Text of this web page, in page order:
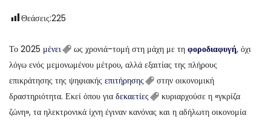
Θεάσεις:225
Το 2025 μένει ως χρονιά-τομή στη μάχη με τη φοροδιαφυγή, όχι
λόγω ενός μεμονωμένου μέτρου, αλλά εξαιτίας της πλήρους
επικράτησης της ψηφιακής επιτήρησης
στην οικονομική
δραστηριότητα. Εκεί όπου για δεκαετίες
κυριαρχούσε η «γκρίζα
ζώνη», τα ηλεκτρονικά ίχνη έγιναν κανόνας και η αδήλωτη οικονομία